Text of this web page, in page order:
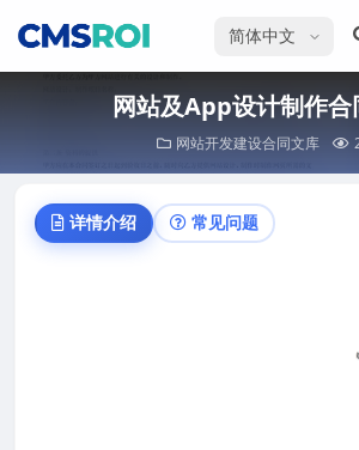
选择语言
网站及App设计制作合
网站开发建设合同文库
详情介绍 常见问题